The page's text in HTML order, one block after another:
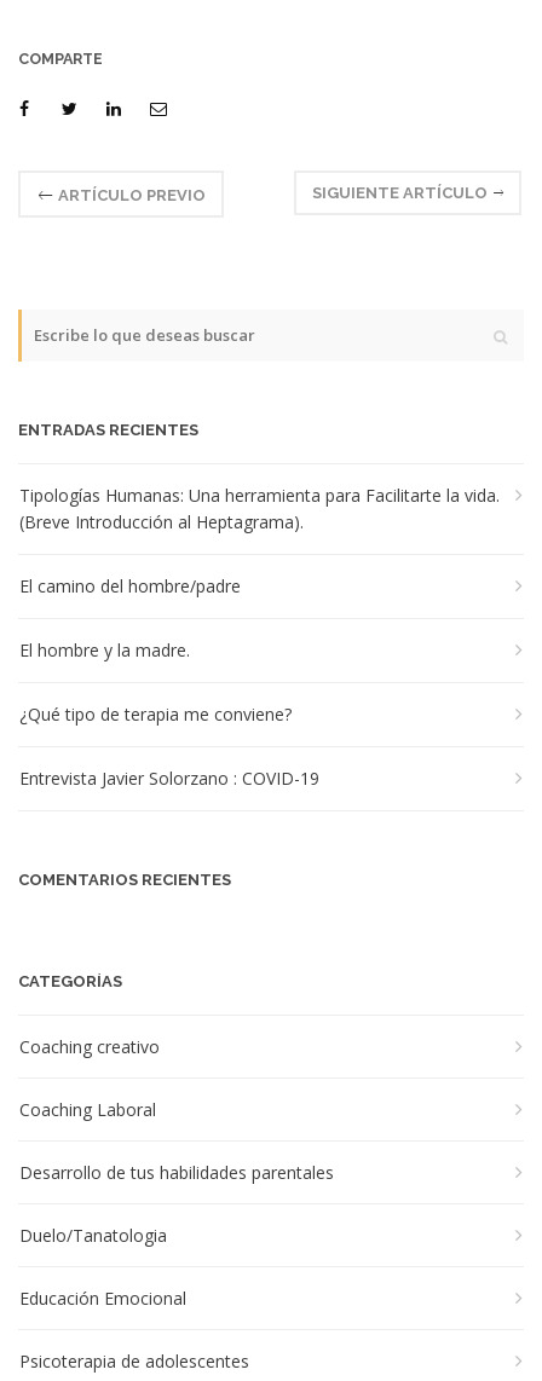
COMPARTE
ARTÍCULO PREVIO SIGUIENTE ARTÍCULO
ENTRADAS RECIENTES
Tipologías Humanas: Una herramienta para Facilitarte la vida.
(Breve Introducción al Heptagrama).
El camino del hombre/padre
El hombre y la madre.
¿Qué tipo de terapia me conviene?
Entrevista Javier Solorzano : COVID-19
COMENTARIOS RECIENTES
CATEGORÍAS
Coaching creativo
Coaching Laboral
Desarrollo de tus habilidades parentales
Duelo/Tanatologia
Educación Emocional
Psicoterapia de adolescentes